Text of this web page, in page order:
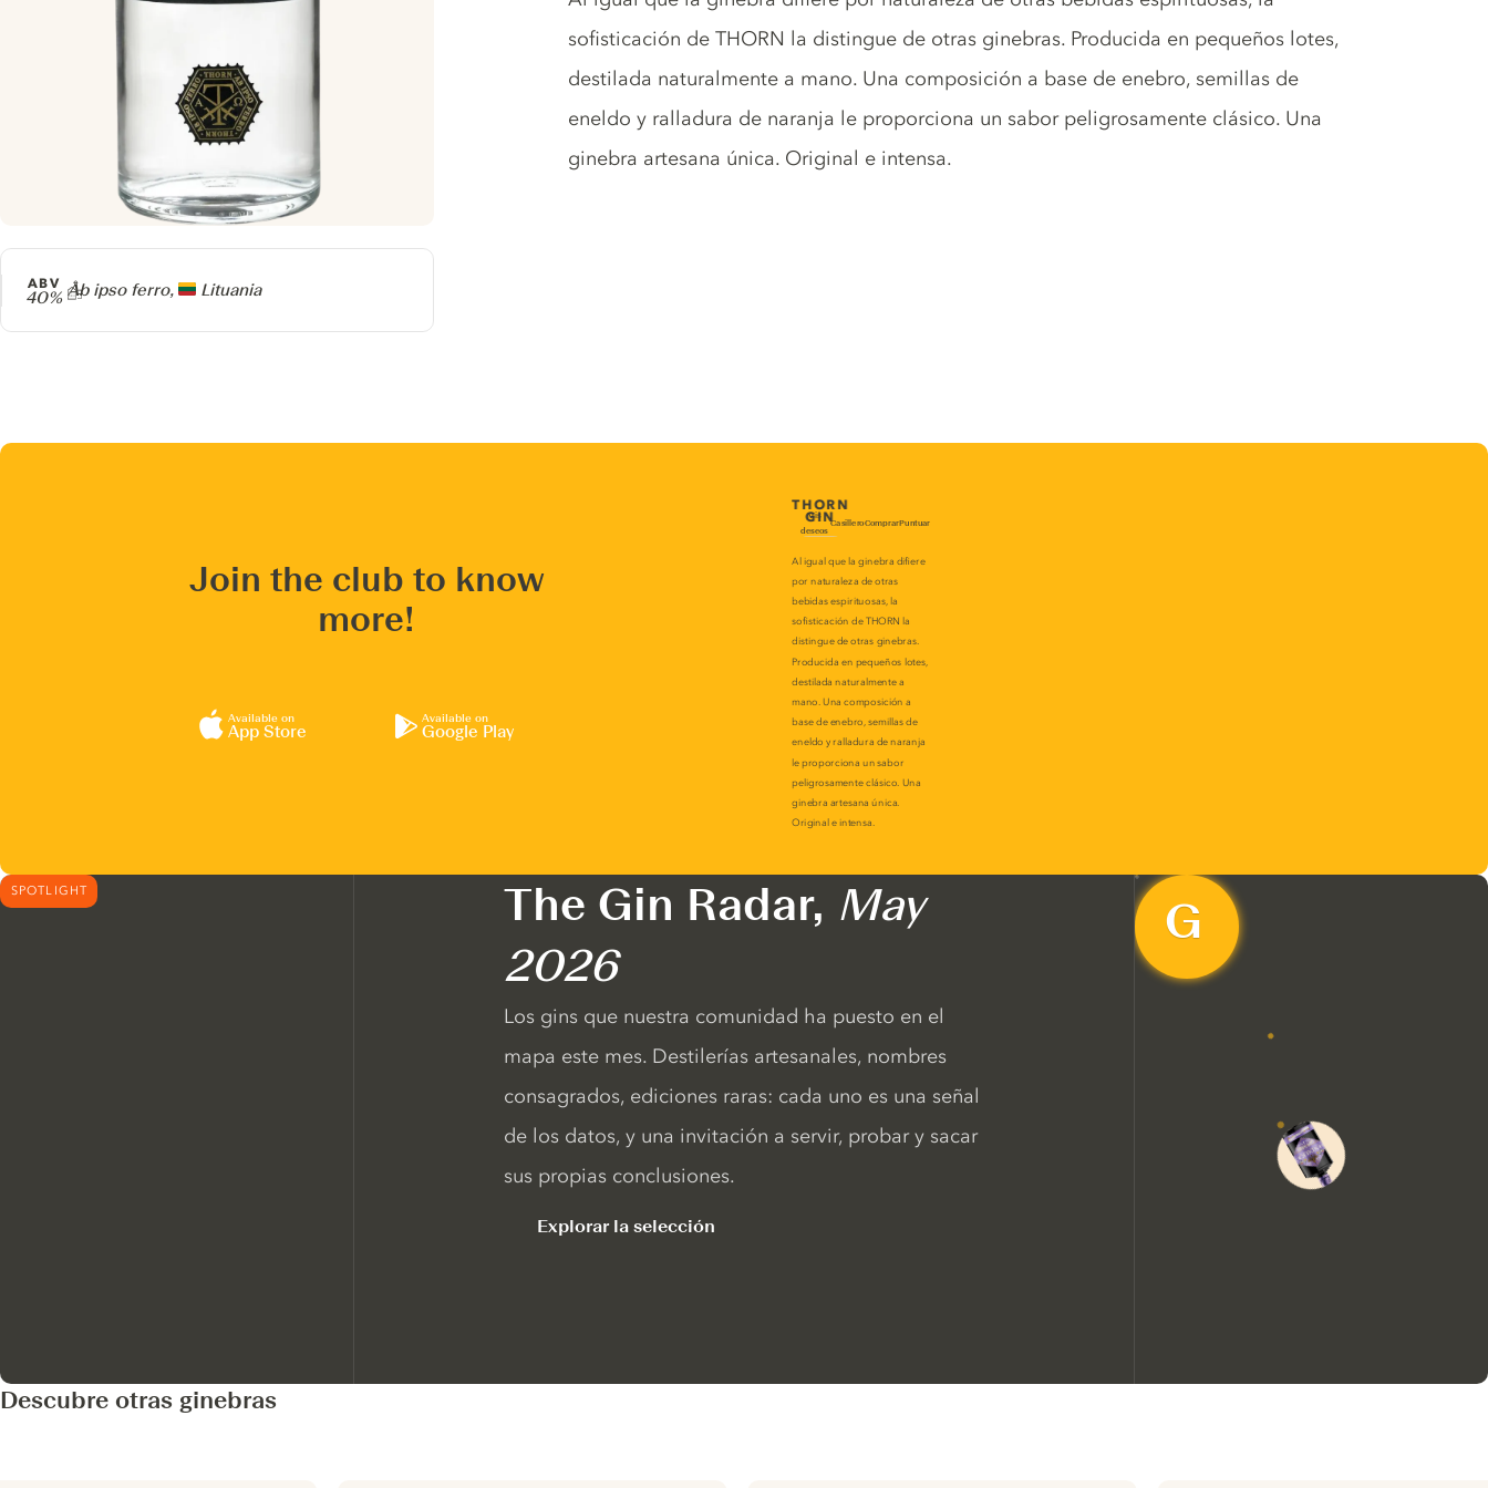
Producer
Ab ipso ferro, Lituania
ABV
40%
sofisticación de THORN la distingue de otras ginebras. Producida en pequeños lotes,
destilada naturalmente a mano. Una composición a base de enebro, semillas de
eneldo y ralladura de naranja le proporciona un sabor peligrosamente clásico. Una
ginebra artesana única. Original e intensa.
Join the club to know
more!
Available on
App Store
Available on
Google Play
SPOTLIGHT The Gin Radar, May
2026
Los gins que nuestra comunidad ha puesto en el
mapa este mes. Destilerías artesanales, nombres
consagrados, ediciones raras: cada uno es una señal
de los datos, y una invitación a servir, probar y sacar
sus propias conclusiones.
Explorar la selección
Descubre otras ginebras